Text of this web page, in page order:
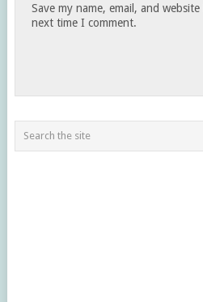
Save my name, email, and
next time I comment.